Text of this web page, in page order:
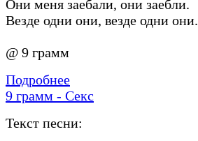
Они меня заебали, они заебли.
Везде одни они, везде одни они.
@ 9 грамм
Подробнее
9 грамм - Секс
Текст песни: